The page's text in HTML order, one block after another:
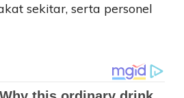
sekitar, serta personel